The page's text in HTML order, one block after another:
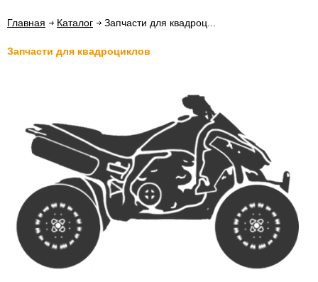
Главная Каталог Запчасти для квадроц...
Запчасти для квадроциклов